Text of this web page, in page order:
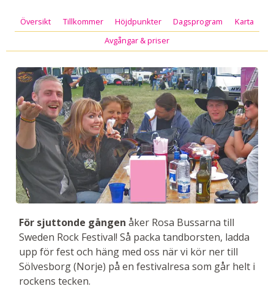
Översikt Tillkommer Höjdpunkter Dagsprogram
Karta
Avgångar & priser
För sjuttonde gången åker Rosa Bussarna till
Sweden Rock Festival! Så packa tandborsten, ladda
upp för fest och häng med oss när vi kör ner till
Sölvesborg (Norje) på en festivalresa som går helt i
rockens tecken.